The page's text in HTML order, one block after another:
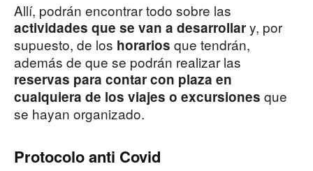
Allí, podrán encontrar todo sobre las
actividades que se van a desarrollary, por
supuesto, de los horarios que tendrán,
además de que se podrán realizar las
reservas para contar con plaza en
cualquiera de los viajes o excursiones que
se hayan organizado.
Protocolo anti Covid